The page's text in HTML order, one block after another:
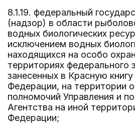
8.1.19. федеральный
(надзор) в области
водных биологических
исключением водных
находящихся на особо
территориях федерального
занесенных в Красную
Федерации, на территории
полномочий Управления и
Агентства на иной
Федерации;